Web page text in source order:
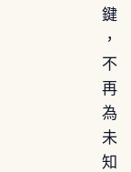
鍵
，
不
再
為
未
知